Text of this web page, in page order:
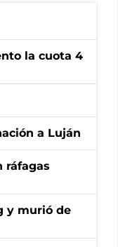
la cuota 4
a Luján
ráfagas
y murió de